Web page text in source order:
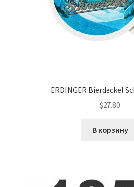
ERDINGER Bierdeckel
$27.80
В корзину